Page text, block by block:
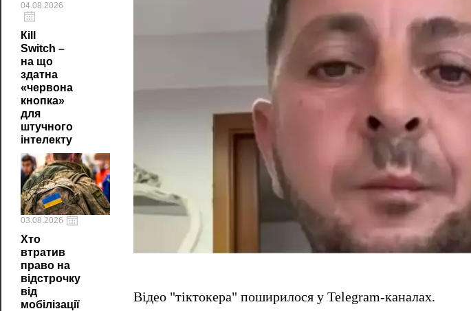
04.08.2026
Кill
Switch –
на що
здатна
«червона
кнопка»
для
штучного
інтелекту
03.08.2026
Хто
втратив
право на
відстрочку
від
мобілізації
Відео "тіктокера" поширилося у Telegram-каналах.